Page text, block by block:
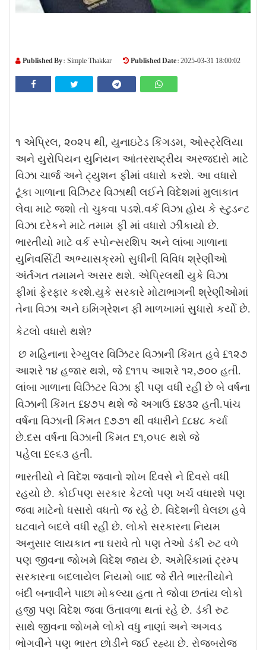
Published By : Simple Thakkar Published Date : 2025-03-31 18:00:02
૧ એપ્રિલ, ૨૦૨૫ થી, યુનાઇટેડ કિંગડમ, ઓસ્ટ્રેલિયા
અને યુરોપિયન યુનિયન આંતરરાષ્ટ્રીય અરજદારો માટે
વિઝા ચાર્જ અને ટ્યુશન ફીમાં વધારો કરશે. આ વધારો
ટૂંકા ગાળાના વિઝિટર વિઝાથી લઈને વિદેશમાં મુલાકાત
લેવા માટે જશો તો ચુકવા પડશે.વર્ક વિઝા હોય કે સ્ટુડન્ટ
વિઝા દરેકને માટે તમામ ફી માં વધારો ઝીંકાયો છે.
ભારતીયો માટે વર્ક સ્પોન્સરશિપ અને લાંબા ગાળાના
યુનિવર્સિટી અભ્યાસક્રમો સુધીની વિવિધ શ્રેણીઓ
અંર્તગત તમામને અસર થશે. એપ્રિલથી યુકે વિઝા
ફીમાં ફેરફાર કરશે.યુકે સરકારે મોટાભાગની શ્રેણીઓમાં
તેના વિઝા અને ઇમિગ્રેશન ફી માળખામાં સુધારો કર્યો છે.
કેટલો વધારો થશે?
છ મહિનાના રેગ્યુલર વિઝિટર વિઝાની કિંમત હવે £૧૨૭
આશરે ૧૪ હજાર થશે, જે £૧૧૫ આશરે ૧૨,૭૦૦ હતી.
લાંબા ગાળાના વિઝિટર વિઝા ફી પણ વધી રહી છે બે વર્ષના
વિઝાની કિંમત £૪૭૫ થશે જે અગાઉ £૪૩૨ હતી.પાંચ
વર્ષના વિઝાની કિંમત £૭૭૧ થી વધારીને £૮૪૮ કર્યા
છે.દસ વર્ષના વિઝાની કિંમત £૧,૦૫૯ થશે જે
પહેલા £૯૬૩ હતી.
ભારતીયો ને વિદેશ જવાનો શોખ દિવસે ને દિવસે વધી
રહયો છે. કોઈપણ સરકાર કેટલો પણ ખર્ચ વધારશે પણ
જવા માટેનો ધસારો વધતો જ રહે છે. વિદેશની ઘેલછા હવે
ઘટવાને બદલે વધી રહી છે. લોકો સરકારના નિયમ
અનુસાર લાયકાત ના ઘરાવે તો પણ તેઓ ડંકી રુટ વળે
પણ જીવના જોખમે વિદેશ જાય છે. અમેરિકામાં ટ્રમ્પ
સરકારના બદલાયેલ નિયમો બાદ જે રીતે ભારતીયોને
બંદી બનાવીને પાછા મોકલ્યા હતા તે જોવા છતાંય લોકો
હજી પણ વિદેશ જવા ઉતાવળા થતાં રહે છે. ડંકી રુટ
સાથે જીવના જોખમે લોકો વધુ નાણાં અને અગવડ
ભોગવીને પણ ભારત છોડીને જઈ રહ્યા છે. રોજબરોજ